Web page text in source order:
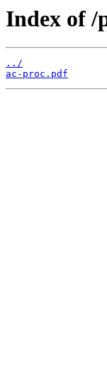
Index of /
../
ac-proc.pdf